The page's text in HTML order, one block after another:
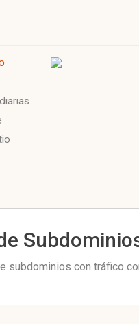
subdominios con tráfico